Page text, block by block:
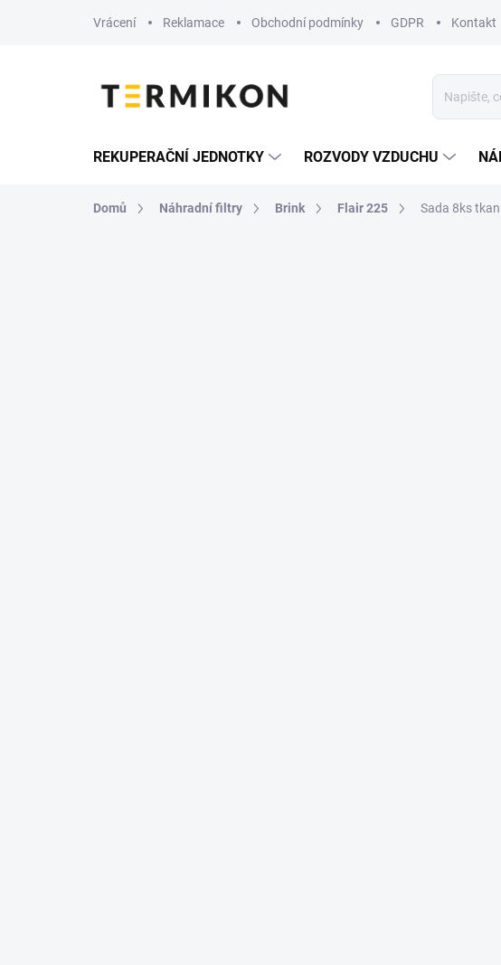
Vrácení Reklamace Obchodní podmínky GDPR Kontakt
REKUPERAČNÍ JEDNOTKY ROZVODY VZDUCHU
Domů Náhradní filtry Brink Flair 225 Sada 8ks